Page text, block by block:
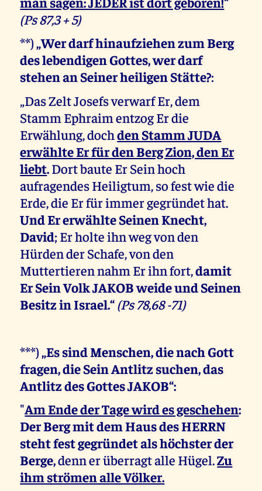
(Ps 87,3 + 5)
**)„Wer darf hinaufziehen zum Berg
des lebendigen Gottes, wer darf
stehen an Seiner heiligen Stätte?:
„Das Zelt Josefs verwarf Er, dem
Stamm Ephraim entzog Er die
Erwählung, dochden Stamm JUDA
erwählte Er für den Berg Zion, den Er
liebt.Dort baute Er Sein hoch
aufragendes Heiligtum, so fest wie die
Erde, die Er für immer gegründet hat.
Und Er erwählte Seinen Knecht,
David; Er holte ihn weg von den
Hürden der Schafe, von den
Muttertieren nahm Er ihn fort,damit
Er Sein Volk JAKOB weide und Seinen
Besitz in Israel.“(Ps 78,68 -71)
***) „Es sind Menschen, die nach Gott
fragen, die Sein Antlitz suchen, das
Antlitz des Gottes JAKOB“:
"Am Ende der Tage wird es geschehen:
Der Berg mit dem Haus des HERRN
steht fest gegründet als höchster der
Berge,denn er überragt alle Hügel.Zu
ihm strömen alle Völker.